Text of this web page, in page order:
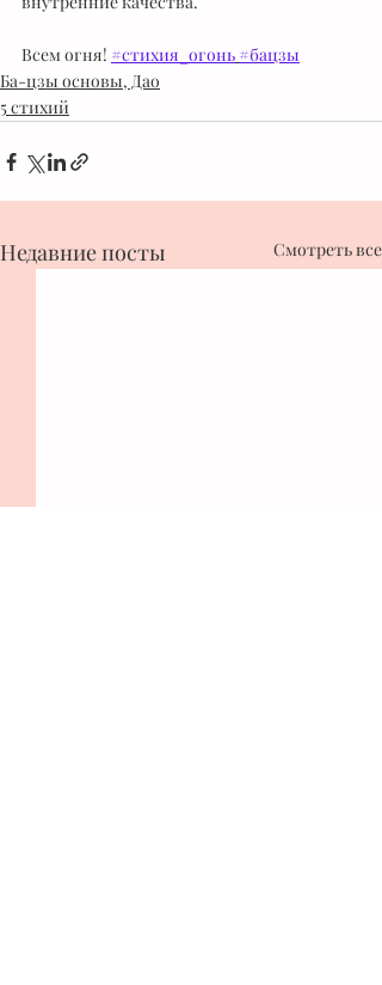
Всем огня! #стихия_огонь #бацзы
Ба-цзы основы, Дао
5 стихий
Недавние посты Смотреть все